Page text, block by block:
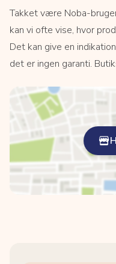
Takket være Noba-
kan vi ofte vise, hvor
Det kan give en
det er ingen garanti.